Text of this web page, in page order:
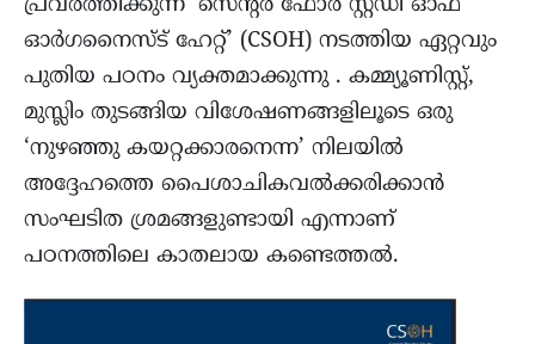
ഓർഗനൈസ്ട് ഹേറ്റ്’ (CSOH) നടത്തിയ ഏറ്റവും
പുതിയ പഠനം വ്യക്തമാക്കുന്നു . കമ്മ്യൂണിസ്റ്റ്,
മുസ്ലിം തുടങ്ങിയ വിശേഷണങ്ങളിലൂടെ ഒരു
‘നുഴഞ്ഞു കയറ്റക്കാരനെന്ന’ നിലയിൽ
അദ്ദേഹത്തെ പൈശാചികവൽക്കരിക്കാൻ
സംഘടിത ശ്രമങ്ങളുണ്ടായി എന്നാണ്
പഠനത്തിലെ കാതലായ കണ്ടെത്തൽ.